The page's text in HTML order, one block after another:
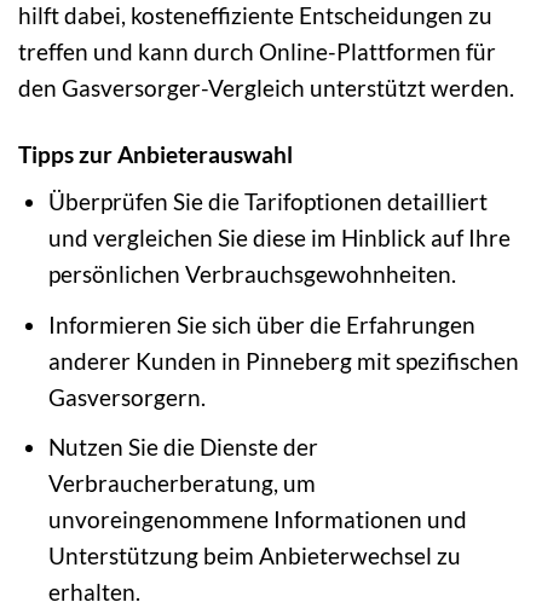
hilft dabei, kosteneffiziente Entscheidungen zu
treffen und kann durch Online-Plattformen für
den Gasversorger-Vergleich unterstützt werden.
Tipps zur Anbieterauswahl
Überprüfen Sie die Tarifoptionen detailliert
und vergleichen Sie diese im Hinblick auf Ihre
persönlichen Verbrauchsgewohnheiten.
Informieren Sie sich über die Erfahrungen
anderer Kunden in Pinneberg mit spezifischen
Gasversorgern.
Nutzen Sie die Dienste der
Verbraucherberatung, um
unvoreingenommene Informationen und
Unterstützung beim Anbieterwechsel zu
erhalten.